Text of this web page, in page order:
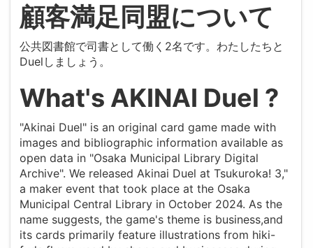
顧客満足同盟について
公共図書館で司書として働く2名です。わたしたちと
Duelしましょう。
What's AKINAI Duel ?
"Akinai Duel" is an original card game made with
images and bibliographic information available as
open data in "Osaka Municipal Library Digital
Archive". We released Akinai Duel at Tsukuroka! 3,"
a maker event that took place at the Osaka
Municipal Central Library in October 2024. As the
name suggests, the game's theme is business,and
its cards primarily feature illustrations from hiki-